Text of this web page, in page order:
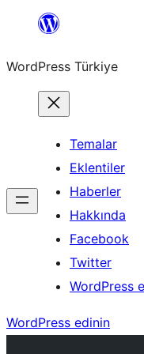
İçeriğe
WordPress Türkiye
Temalar
Eklentiler
Haberler
Hakkında
Facebook
Twitter
WordPress
WordPress edinin